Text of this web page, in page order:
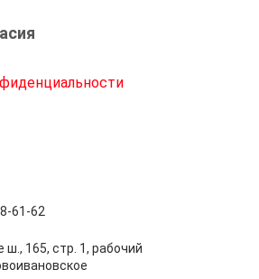
61-62
165, стр. 1, рабочий